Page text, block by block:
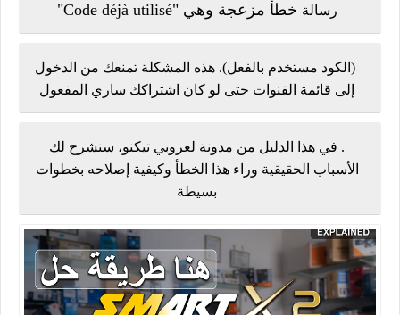
رسالة خطأ مزعجة وهي "Code déjà utilisé"
(الكود مستخدم بالفعل). هذه المشكلة تمنعك من الدخول
إلى قائمة القنوات حتى لو كان اشتراكك ساري المفعول
. في هذا الدليل من مدونة لعروبي تيكنو، سنشرح لك
الأسباب الحقيقية وراء هذا الخطأ وكيفية إصلاحه بخطوات
بسيطة